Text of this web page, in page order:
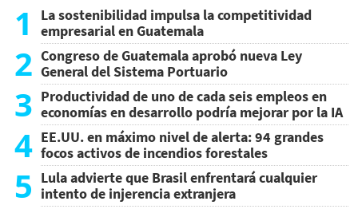
1
La sostenibilidad impulsa la competitividad
empresarial en Guatemala
2 Congreso de Guatemala aprobó nueva Ley
General del Sistema Portuario
3 Productividad de uno de cada seis empleos en
economías en desarrollo podría mejorar por la IA
4 EE.UU. en máximo nivel de alerta: 94 grandes
focos activos de incendios forestales
5 Lula advierte que Brasil enfrentará cualquier
intento de injerencia extranjera